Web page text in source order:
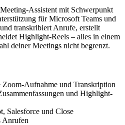
Assistent mit Schwerpunkt
für Microsoft Teams und
transkribiert Anrufe, erstellt
Highlight-Reels – alles in einem
deiner Meetings nicht begrenzt.
Zoom-Aufnahme und Transkription
und Highlight-
Salesforce und Close
Anrufen